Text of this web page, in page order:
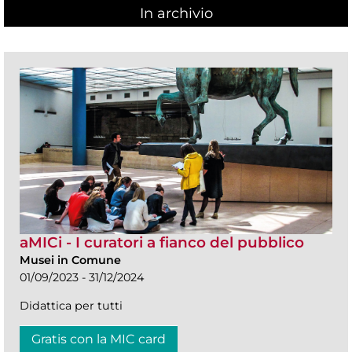
In archivio
aMICi - I curatori a fianco del pubblico
Musei in Comune
01/09/2023 - 31/12/2024
Didattica per tutti
Gratis con la MIC card